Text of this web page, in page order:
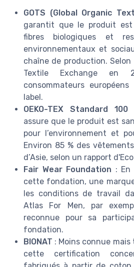
GOTS (Global Organic
garantit que le produit
fibres biologiques et
environnementaux et
chaîne de production.
Textile Exchange
consommateurs
label.
OEKO-TEX Standard 100:
assure que le produit est
pour l’environnement et
Environ 85 % des
d’Asie, selon un rapport
Fair Wear Foundation :
cette fondation, une
les conditions de travail
Atlas For Men, par
reconnue pour sa
fondation.
BIONAT : Moins connue
cette certification